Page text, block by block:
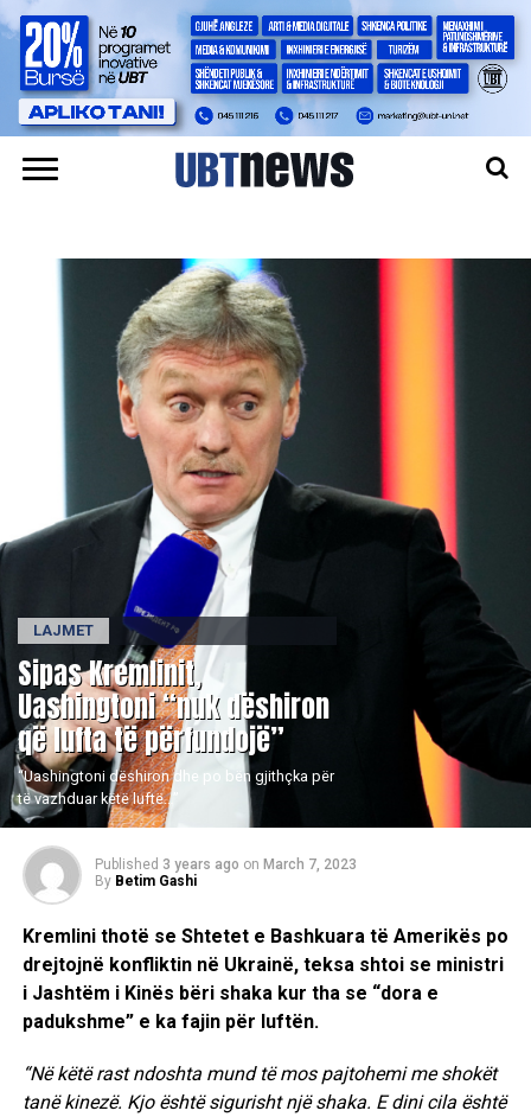
LAJMET
Sipas Kremlinit,
Uashingtoni “nuk dëshiron
që lufta të përfundojë”
“Uashingtoni dëshiron dhe po bën gjithçka për
të vazhduar këtë luftë…”
Published 3 years ago on March 7, 2023
By Betim Gashi
Kremlini thotë se Shtetet e Bashkuara të Amerikës po
drejtojnë konfliktin në Ukrainë, teksa shtoi se ministri
i Jashtëm i Kinës bëri shaka kur tha se “dora e
padukshme” e ka fajin për luftën.
“Në këtë rast ndoshta mund të mos pajtohemi me shokët
tanë kinezë. Kjo është sigurisht një shaka. E dini cila është